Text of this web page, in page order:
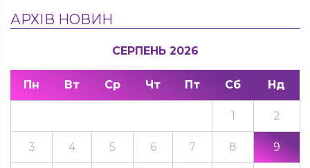
АРХІВ НОВИН
СЕРПЕНЬ 2026
Пн Вт Ср Чт Пт Сб Нд
1 2
3 4 5 6 7 8 9